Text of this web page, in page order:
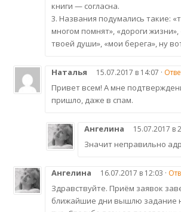
книги — согласна.
3. Названия подумались такие:
многом помнят», «дороги
твоей души», «мои берега», ну
Наталья 15.07.2017 в 14:07 ·
Привет всем! А мне
пришло, даже в спам.
Ангелина 15.07.2017 в
Значит неправильно
Ангелина 16.07.2017 в 12:03 ·
Здравствуйте. Приём заявок
ближайшие дни вышлю задание